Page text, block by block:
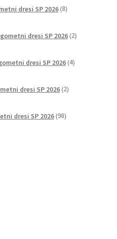
dresi SP 2026 8izdelkov
dresi SP 2026 2izdelka
dresi SP 2026 4izdelki
dresi SP 2026 2izdelka
dresi SP 2026 98izdelkov